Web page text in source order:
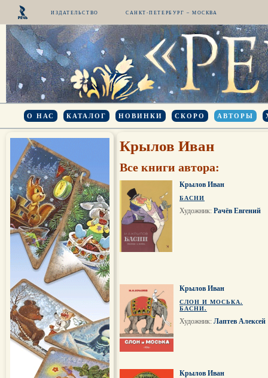
ИЗДАТЕЛЬСТВО САНКТ-ПЕТЕРБУРГ – МОСКВА
О НАС КАТАЛОГ НОВИНКИ СКОРО АВТОРЫ
Крылов Иван
Все книги автора:
Крылов Иван
БАСНИ
Художник: Рачёв Евгений
Крылов Иван
СЛОН И МОСЬКА.
БАСНИ.
Художник: Лаптев Алексей
Крылов Иван